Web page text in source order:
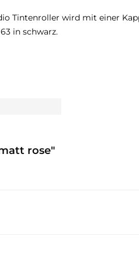
Tintenroller wird mit einer
in schwarz.
rose"